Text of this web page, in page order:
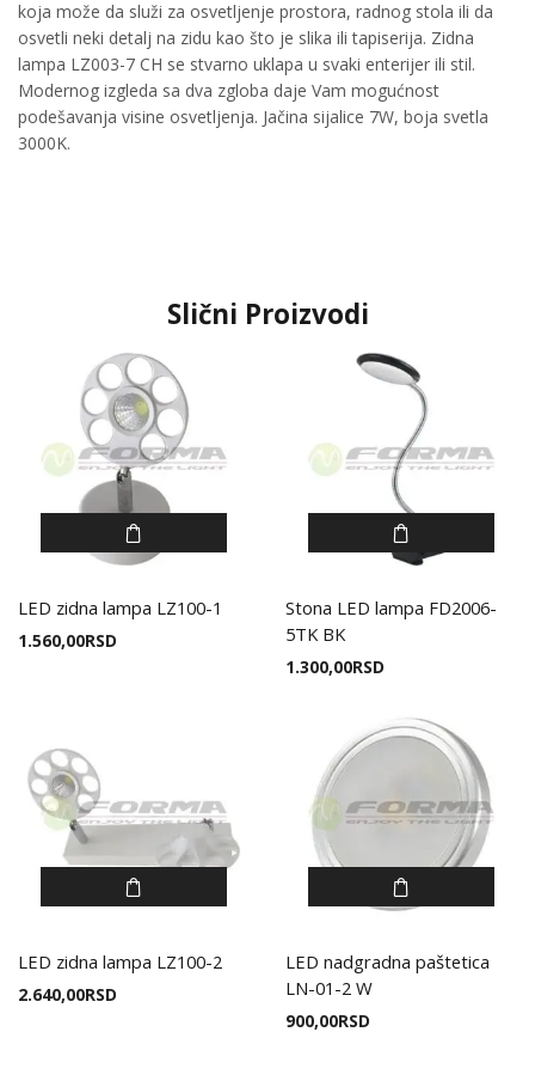
koja može da služi za osvetljenje prostora, radnog stola ili da
osvetli neki detalj na zidu kao što je slika ili tapiserija. Zidna
lampa LZ003-7 CH se stvarno uklapa u svaki enterijer ili stil.
Modernog izgleda sa dva zgloba daje Vam mogućnost
podešavanja visine osvetljenja. Jačina sijalice 7W, boja svetla
3000K.
Slični Proizvodi
LED zidna lampa LZ100-1
1.560,00RSD
Stona LED lampa FD2006-
5TK BK
1.300,00RSD
LED zidna lampa LZ100-2
2.640,00RSD
LED nadgradna paštetica
LN-01-2 W
900,00RSD